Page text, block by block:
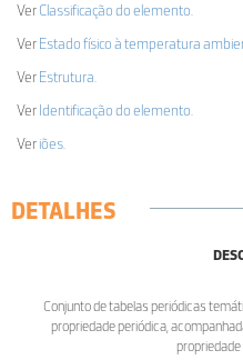
VerClassificação do elemento.
VerEstado físico à temperatura
VerEstrutura.
VerIdentificação do elemento.
Veriões.
DETALHES
Conjunto de tabelas periódicas
propriedade periódica,
propriedade